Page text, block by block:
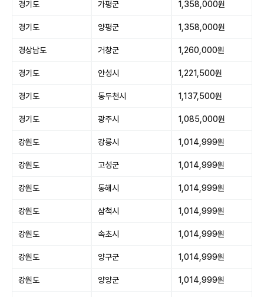
경기도 가평군 1,358,000원
경기도 양평군 1,358,000원
경상남도 거창군 1,260,000원
경기도 안성시 1,221,500원
경기도 동두천시 1,137,500원
경기도 광주시 1,085,000원
강원도 강릉시 1,014,999원
강원도 고성군 1,014,999원
강원도 동해시 1,014,999원
강원도 삼척시 1,014,999원
강원도 속초시 1,014,999원
강원도 양구군 1,014,999원
강원도 양양군 1,014,999원